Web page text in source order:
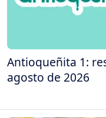
Antioqueñita 1:
agosto de 2026